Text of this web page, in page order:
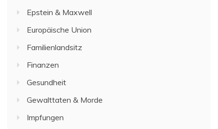
Epstein & Maxwell
Europäische Union
Familienlandsitz
Finanzen
Gesundheit
Gewalttaten & Morde
Impfungen